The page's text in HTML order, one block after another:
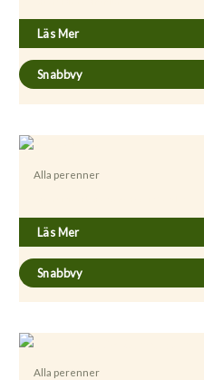
Läs Mer
Snabbvy
Alla perenner
Läs Mer
Snabbvy
Alla perenner